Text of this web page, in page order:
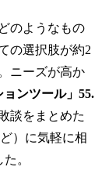
のようなもの
の選択肢が約2
ニーズが高か
ョンツール」55.
談をまとめた
）に気軽に相
。